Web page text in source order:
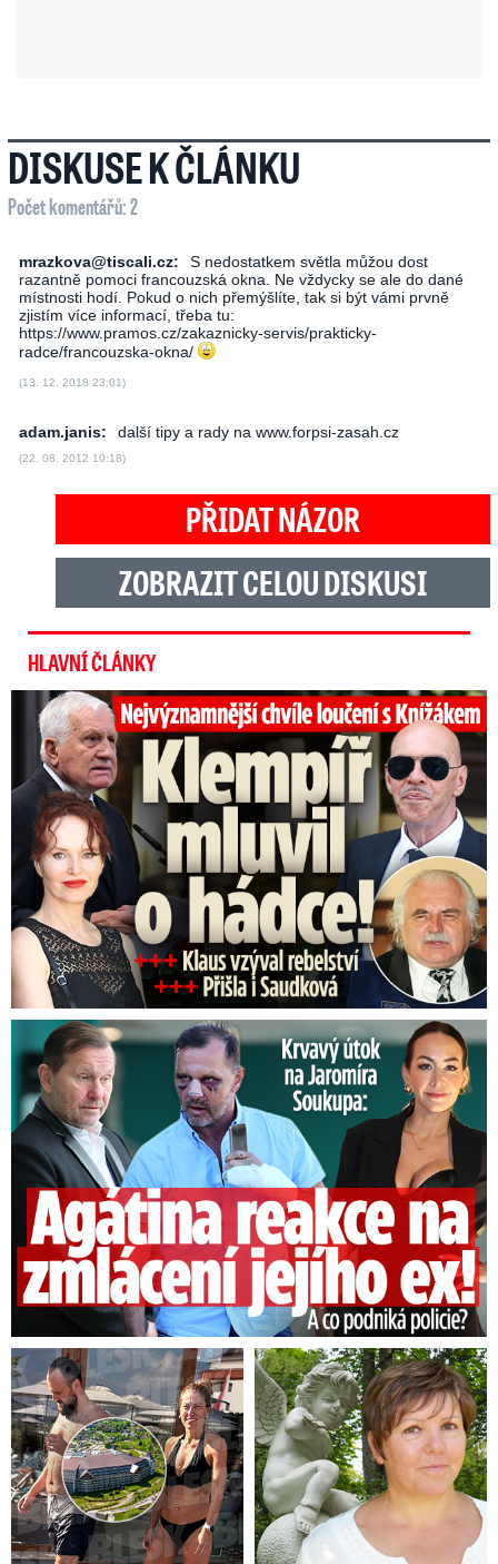
DISKUSE K ČLÁNKU
Počet komentářů: 2
mrazkova@tiscali.cz:
S nedostatkem světla můžou dost
razantně pomoci francouzská okna. Ne vždycky se ale do dané
místnosti hodí. Pokud o nich přemýšlíte, tak si být vámi prvně
zjistím více informací, třeba tu:
https://www.pramos.cz/zakaznicky-servis/prakticky-
radce/francouzska-okna/
(13. 12. 2018 23:01)
adam.janis: další tipy a rady na www.forpsi-zasah.cz
(22. 08. 2012 10:18)
PŘIDAT NÁZOR
ZOBRAZIT CELOU DISKUSI
HLAVNÍ ČLÁNKY
Top momenty pohřbu Knížáka: Dojatý Klempíř, Pospíšil s Medou
Útok na Jaromíra Soukupa: Reakce Agáty na zmlácení jejího ex